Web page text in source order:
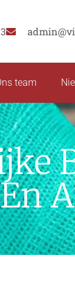
team